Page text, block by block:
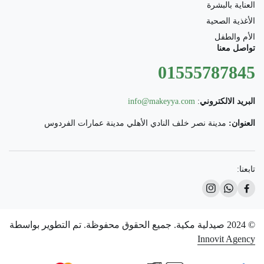
العناية بالبشرة
الأغذية الصحية
الأم والطفل
تواصل معنا
01555787845
البريد الالكتروني:
info@makeyya.com
العنوان: مدينة نصر خلف النادي الأهلي مدينة عمارات الفردوس
تابعنا:
© 2024 صيدلية مكية. جميع الحقوق محفوظة. تم التطوير بواسطة
Innovit Agency